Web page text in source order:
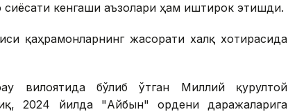
кенгаши аъзолари ҳам иштирок этишди.
қаҳрамонларнинг жасорати халқ хотирасида
вилоятида бўлиб ўтган Миллий қурултой
2024 йилда "Айбын" ордени даражаларига